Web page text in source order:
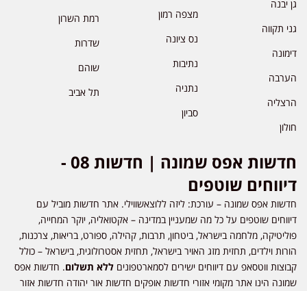
גן יבנה
גני תקווה
דימונה
הערבה
הרצליה
חולון
מצפה רמון
נס ציונה
נתיבות
נתניה
סביון
רמת השרון
שדרות
שוהם
תל אביב
חדשות אפס שמונה | חדשות 08 -
דיווחים שוטפים
חדשות אפס שמונה – עורכת: ליזה ללוצאשווילי. אתר חדשות מוביל עם
דיווחים שוטפים על כל מה שמעניין במדינה – אקטואליה, יוקר המחייה,
פוליטיקה, מלחמה בישראל, ביטחון, תרבות, קהילה, ספורט, בריאות, צרכנות,
הורות וילדים, תחזית מזג האויר בישראל, תחזית אסטרולוגית, בישראל – כולל
קבוצות ווטסאפ עם דיווחים ישירים לסמארטפונים ללא תשלום. חדשות אפס
שמונה הינו אתר מקומי אזורי חדשות אופקים חדשות אור יהודה חדשות אזור